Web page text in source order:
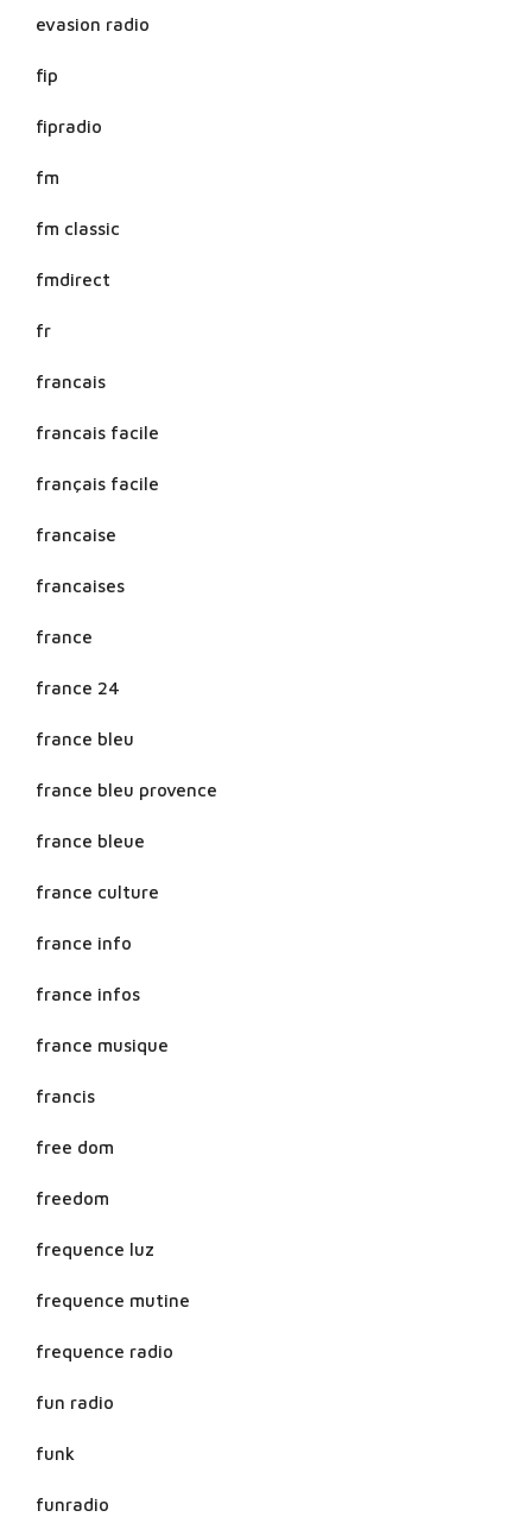
evasion radio
fip
fipradio
fm
fm classic
fmdirect
fr
francais
francais facile
français facile
francaise
francaises
france
france 24
france bleu
france bleu provence
france bleue
france culture
france info
france infos
france musique
francis
free dom
freedom
frequence luz
frequence mutine
frequence radio
fun radio
funk
funradio